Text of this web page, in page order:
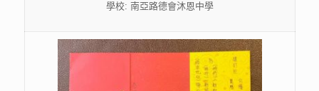
學校: 南亞路德會沐恩中學